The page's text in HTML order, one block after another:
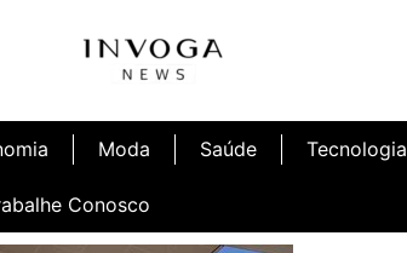
Moda Saúde Tecnologia
Conosco